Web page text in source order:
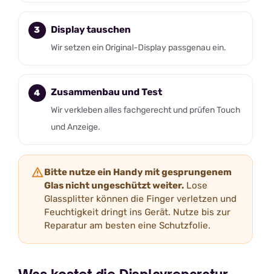
Display tauschen
Wir setzen ein Original-Display passgenau ein.
Zusammenbau und Test
Wir verkleben alles fachgerecht und prüfen Touch
und Anzeige.
Bitte nutze ein Handy mit gesprungenem
Glas nicht ungeschützt weiter. Lose
Glassplitter können die Finger verletzen und
Feuchtigkeit dringt ins Gerät. Nutze bis zur
Reparatur am besten eine Schutzfolie.